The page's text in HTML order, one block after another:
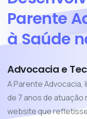
Parente
à Saúde
Advocacia e
A Parente
de 7 anos de
website que